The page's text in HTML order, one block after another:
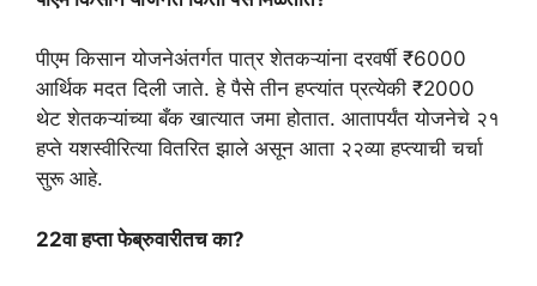
पीएम किसान योजनेअंतर्गत पात्र शेतकऱ्यांना दरवर्षी ₹6000
आर्थिक मदत दिली जाते. हे पैसे तीन हप्त्यांत प्रत्येकी ₹2000
थेट शेतकऱ्यांच्या बँक खात्यात जमा होतात. आतापर्यंत योजनेचे २१
हप्ते यशस्वीरित्या वितरित झाले असून आता २२व्या हप्त्याची चर्चा
सुरू आहे.
22वा हप्ता फेब्रुवारीतच का?